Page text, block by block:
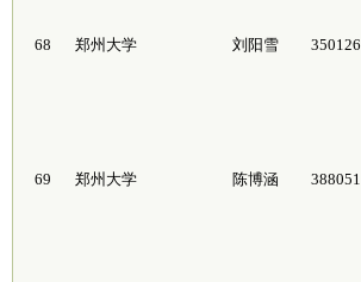
68 郑州大学 刘阳雪 350126
69 郑州大学 陈博涵 388051